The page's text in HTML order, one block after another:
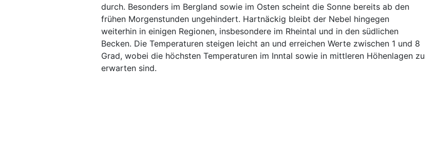
durch. Besonders im Bergland sowie im Osten scheint die Sonne bereits ab den
frühen Morgenstunden ungehindert. Hartnäckig bleibt der Nebel hingegen
weiterhin in einigen Regionen, insbesondere im Rheintal und in den südlichen
Becken. Die Temperaturen steigen leicht an und erreichen Werte zwischen 1 und 8
Grad, wobei die höchsten Temperaturen im Inntal sowie in mittleren Höhenlagen zu
erwarten sind.